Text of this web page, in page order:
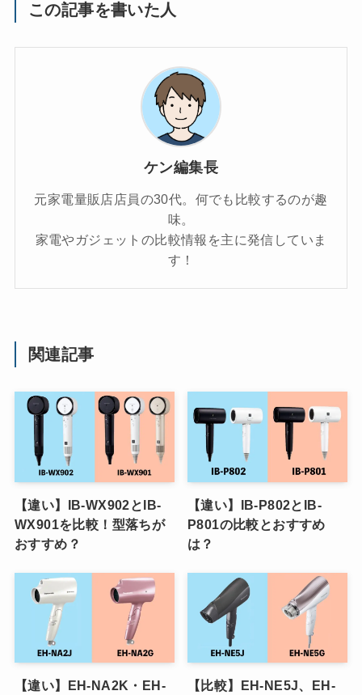
この記事を書いた人
ケン編集長
元家電量販店店員の30代。何でも比較するのが趣
味。
家電やガジェットの比較情報を主に発信していま
す！
関連記事
【違い】IB-WX902とIB-
WX901を比較！型落ちが
おすすめ？
【違い】IB-P802とIB-
P801の比較とおすすめ
は？
【違い】EH-NA2K・EH-
【比較】EH-NE5J、EH-